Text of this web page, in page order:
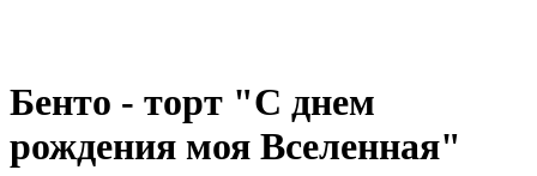
Бенто - торт "С днем
рождения моя Вселенная"